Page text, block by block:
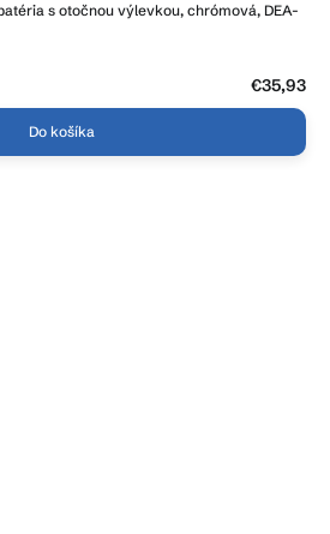
s otočnou výlevkou, chrómová, DEA-
€35,93
Do košíka